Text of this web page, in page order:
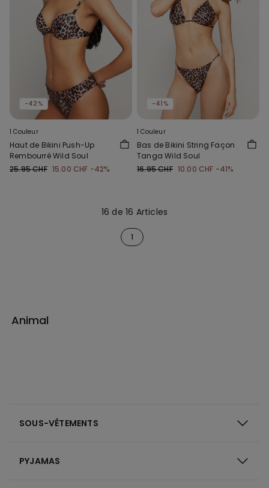
-42%
1 Couleur
Haut de Bikini Push-Up
Rembourré Wild Soul
25.95 CHF 15.00 CHF -42%
-41%
1 Couleur
Bas de Bikini String Façon
Tanga Wild Soul
16.95 CHF 10.00 CHF -41%
16 de 16 Articles
1
Animal
SOUS-VÊTEMENTS
PYJAMAS